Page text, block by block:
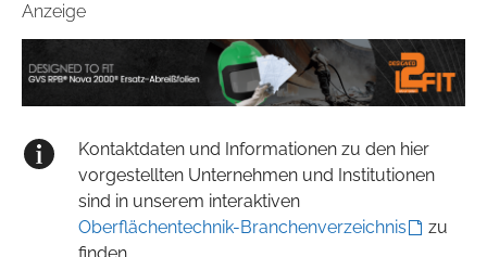
Anzeige
Kontaktdaten und Informationen zu den hier
vorgestellten Unternehmen und Institutionen
sind in unserem interaktiven
Oberflächentechnik-Branchenverzeichnis
zu